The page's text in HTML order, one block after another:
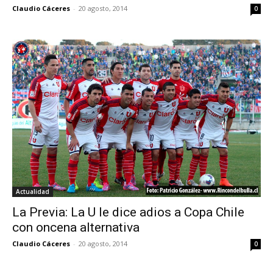
Claudio Cáceres - 20 agosto, 2014 0
Actualidad
La Previa: La U le dice adios a Copa Chile
con oncena alternativa
Claudio Cáceres - 20 agosto, 2014 0